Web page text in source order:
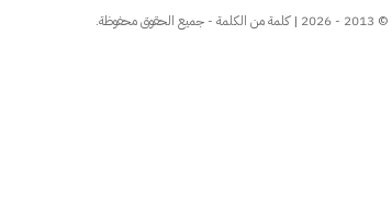
© 2013 - 2026 | كلمة من الكلمة - جميع الحقوق محفوظة.